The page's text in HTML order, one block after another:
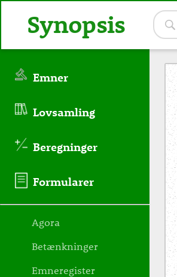
Emner
Lovsamling
Beregninger
Formularer
Agora
Betænkninger
Emneregister
Synopsis